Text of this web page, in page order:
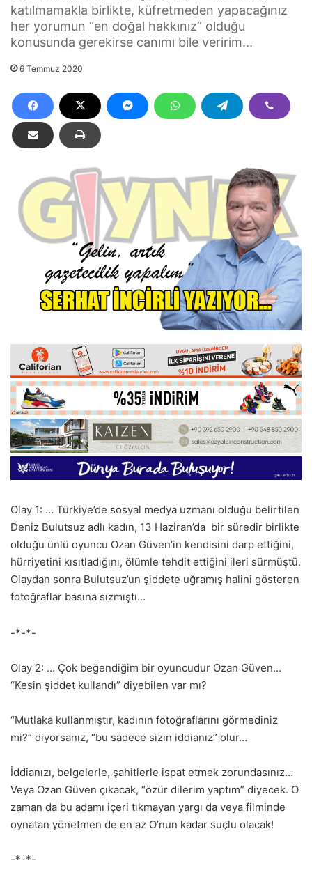
katılmamakla birlikte, küfretmeden yapacağınız
her yorumun “en doğal hakkınız” olduğu
konusunda gerekirse canımı bile veririm...
6 Temmuz 2020
Olay 1: … Türkiye’de sosyal medya uzmanı olduğu belirtilen
Deniz Bulutsuz adlı kadın, 13 Haziran’da bir süredir birlikte
olduğu ünlü oyuncu Ozan Güven’in kendisini darp ettiğini,
hürriyetini kısıtladığını, ölümle tehdit ettiğini ileri sürmüştü.
Olaydan sonra Bulutsuz’un şiddete uğramış halini gösteren
fotoğraflar basına sızmıştı…
-*-*-
Olay 2: … Çok beğendiğim bir oyuncudur Ozan Güven…
“Kesin şiddet kullandı” diyebilen var mı?
“Mutlaka kullanmıştır, kadının fotoğraflarını görmediniz
mi?” diyorsanız, “bu sadece sizin iddianız” olur…
İddianızı, belgelerle, şahitlerle ispat etmek zorundasınız…
Veya Ozan Güven çıkacak, “özür dilerim yaptım” diyecek. O
zaman da bu adamı içeri tıkmayan yargı da veya filminde
oynatan yönetmen de en az O’nun kadar suçlu olacak!
-*-*-